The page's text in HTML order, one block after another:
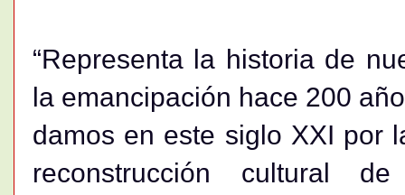
“Representa la historia de
la emancipación hace 200
damos en este siglo XXI por
reconstrucción cultural